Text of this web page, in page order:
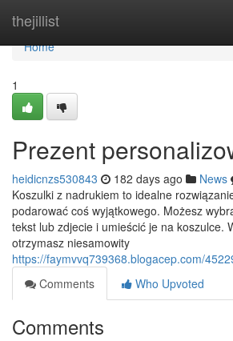
thejillist
Home
Home
1
Prezent
heidicnzs530843 182 days ago News
Koszulki z nadrukiem to idealne
podarować coś wyjątkowego. Możesz
tekst lub zdjecie i umieścić je na koszulce.
otrzymasz niesamowity
https://faymvvq739368.blogacep.com/
Comments
Who Upvoted
Comments